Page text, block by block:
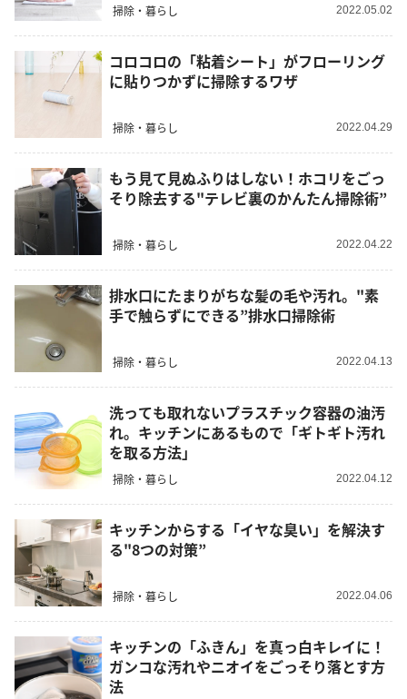
掃除・暮らし 2022.05.02
コロコロの「粘着シート」がフローリング
に貼りつかずに掃除するワザ
掃除・暮らし 2022.04.29
もう見て見ぬふりはしない！ホコリをごっ
そり除去する"テレビ裏のかんたん掃除術”
掃除・暮らし 2022.04.22
排水口にたまりがちな髪の毛や汚れ。"素
手で触らずにできる”排水口掃除術
掃除・暮らし 2022.04.13
洗っても取れないプラスチック容器の油汚
れ。キッチンにあるもので「ギトギト汚れ
を取る方法」
掃除・暮らし 2022.04.12
キッチンからする「イヤな臭い」を解決す
る"8つの対策”
掃除・暮らし 2022.04.06
キッチンの「ふきん」を真っ白キレイに！
ガンコな汚れやニオイをごっそり落とす方
法